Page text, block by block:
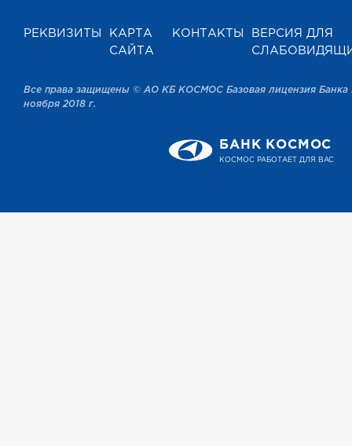
РЕКВИЗИТЫ
КАРТА
САЙТА
КОНТАКТЫ
ВЕРСИЯ ДЛЯ
Все права защищены © АО КБ КОСМОС Базовая лицензия Банка
ноября 2018 г.